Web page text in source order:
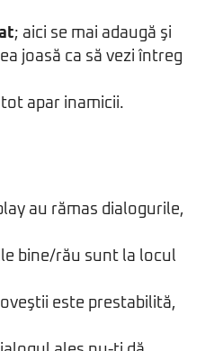
; aici se mai adaugă şi
joasă ca să vezi întreg
apar inamicii.
au rămas dialogurile,
bine/rău sunt la locul
este prestabilită,